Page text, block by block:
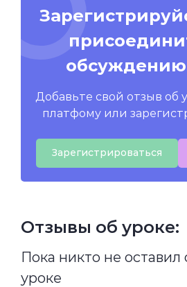
обсуждению
Добавьте свой отзыв об
платфому или
Зарегистрироваться
Отзывы об уроке:
Пока никто не оставил
уроке